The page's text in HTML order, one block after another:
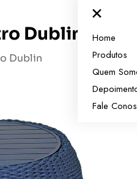
×
Home
Produtos
Quem
Fale
Dublin
Dublin